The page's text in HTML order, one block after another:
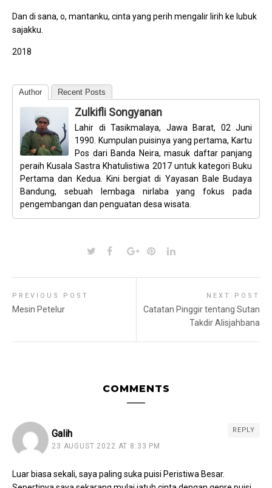
Dan di sana, o, mantanku, cinta yang perih mengalir lirih ke lubuk
sajakku.
2018
Author Recent Posts
Zulkifli Songyanan
Lahir di Tasikmalaya, Jawa Barat, 02 Juni
1990. Kumpulan puisinya yang pertama, Kartu
Pos dari Banda Neira, masuk daftar panjang
peraih Kusala Sastra Khatulistiwa 2017 untuk kategori Buku
Pertama dan Kedua. Kini bergiat di Yayasan Bale Budaya
Bandung, sebuah lembaga nirlaba yang fokus pada
pengembangan dan penguatan desa wisata.
PREVIOUS POST
Mesin Petelur
NEXT POST
Catatan Pinggir tentang Sutan
Takdir Alisjahbana
COMMENTS
Galih
23 AUGUST 2022 AT 8:33 PM
REPLY
Luar biasa sekali, saya paling suka puisi Peristiwa Besar.